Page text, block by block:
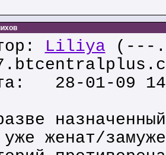
Liliya (---
28-01-09
женат/